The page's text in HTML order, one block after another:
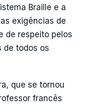
Braille e a
exigências de
de respeito pelos
de todos os
que se tornou
francês